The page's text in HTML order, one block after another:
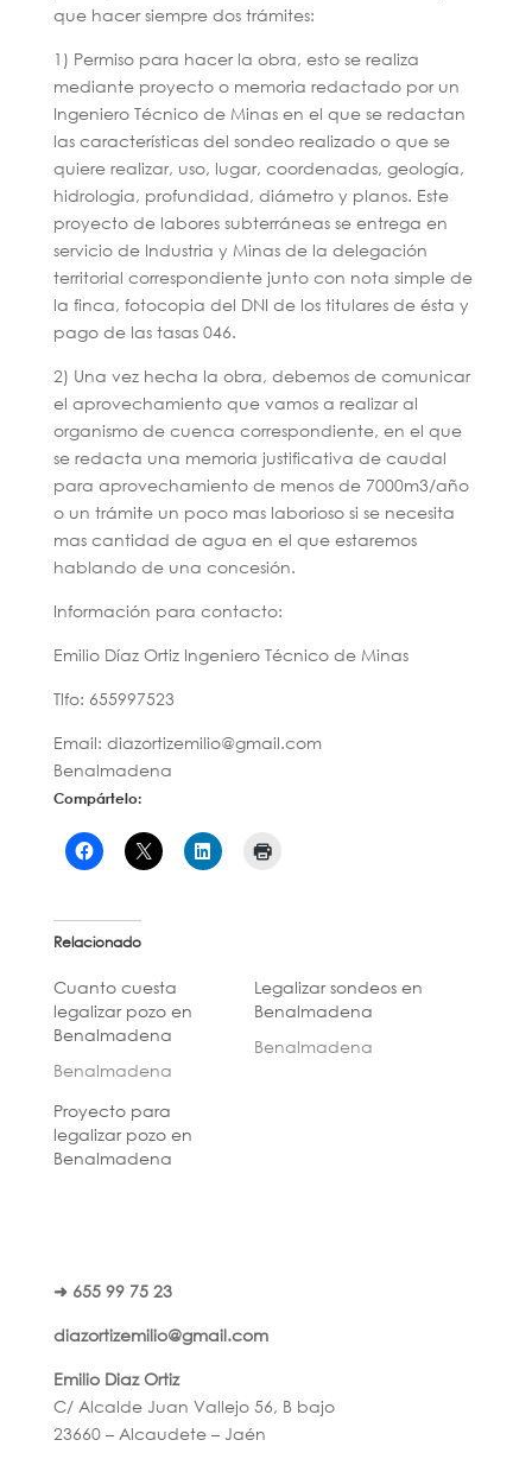
que hacer siempre dos trámites:
1) Permiso para hacer la obra, esto se realiza
mediante proyecto o memoria redactado por un
Ingeniero Técnico de Minas en el que se redactan
las características del sondeo realizado o que se
quiere realizar, uso, lugar, coordenadas, geología,
hidrologia, profundidad, diámetro y planos. Este
proyecto de labores subterráneas se entrega en
servicio de Industria y Minas de la delegación
territorial correspondiente junto con nota simple de
la finca, fotocopia del DNI de los titulares de ésta y
pago de las tasas 046.
2) Una vez hecha la obra, debemos de comunicar
el aprovechamiento que vamos a realizar al
organismo de cuenca correspondiente, en el que
se redacta una memoria justificativa de caudal
para aprovechamiento de menos de 7000m3/año
o un trámite un poco mas laborioso si se necesita
mas cantidad de agua en el que estaremos
hablando de una concesión.
Información para contacto:
Emilio Díaz Ortiz Ingeniero Técnico de Minas
Tlfo: 655997523
Email: diazortizemilio@gmail.com
Benalmadena
Compártelo:
Relacionado
Cuanto cuesta
legalizar pozo en
Benalmadena
Benalmadena
Legalizar sondeos en
Benalmadena
Benalmadena
Proyecto para
legalizar pozo en
Benalmadena
➜ 655 99 75 23
diazortizemilio@gmail.com
Emilio Diaz Ortiz
C/ Alcalde Juan Vallejo 56, B bajo
23660 – Alcaudete – Jaén